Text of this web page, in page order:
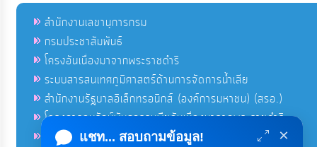
สำนักงานเลขานุการกรม
กรมประชาสัมพันธ์
โครงอันเนื่องมาจากพระราชดำริ
ระบบสารสนเทศภูมิศาสตร์ด้านการจัดการน้ำเสีย
สำนักงานรัฐบาลอิเล็กทรอนิกส์ (องค์การมหาชน) (สรอ.)
โครงการอนุรักษ์พันธุกรรมพืชอันเนื่องมาจากพระราชดำริ
คลังข่าวมหาไทย
แชท... สอบถามข้อมูล! ×